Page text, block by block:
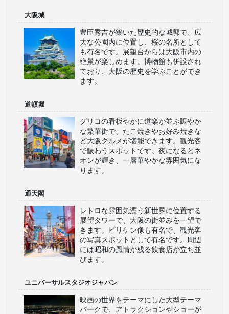
大阪城
豊臣秀吉が築いた歴史的な城郭で、広
大な公園内に位置し、桜の名所として
も有名です。展望台からは大阪市内の
絶景が楽しめます。博物館も併設され
ており、大阪の歴史を学ぶことができ
ます。
道頓堀
グリコの看板やかに道楽が並ぶ賑やか
な繁華街で、たこ焼きやお好み焼きな
ど大阪グルメが堪能できます。観光客
で賑わうスポットです。夜になるとネ
オンが輝き、一層華やかな雰囲気にな
ります。
通天閣
レトロな雰囲気漂う新世界に位置する
展望タワーで、大阪の街並みを一望で
きます。ビリケン像も有名で、観光客
の写真スポットとして有名です。周辺
には昭和の風情が残る飲食店が立ち並
びます。
ユニバーサルスタジオジャパン
映画の世界をテーマにした大型テーマ
パークで、アトラクションやショーが